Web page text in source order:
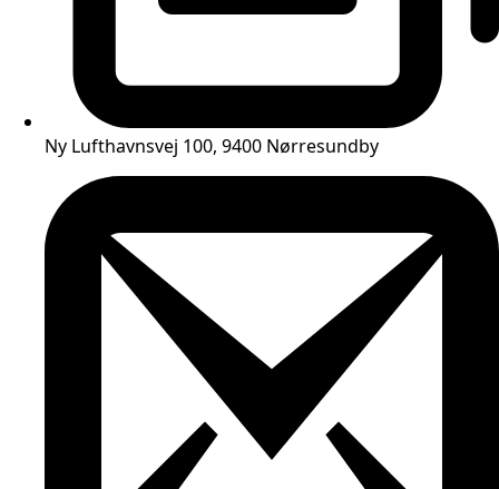
Ny Lufthavnsvej 100, 9400 Nørresundby